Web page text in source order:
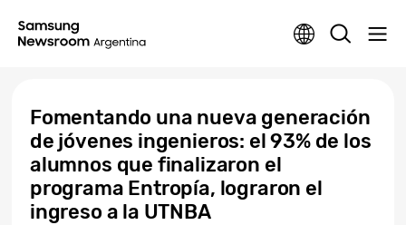
Fomentando una nueva generación
de jóvenes ingenieros: el 93% de los
alumnos que finalizaron el
programa Entropía, lograron el
ingreso a la UTNBA